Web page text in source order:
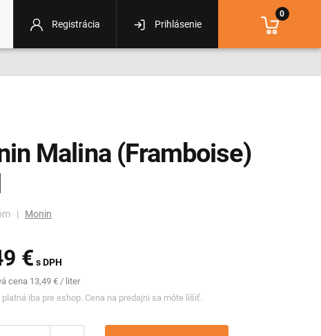
Malina (Framboise)
| Monin
€ s DPH
cena 13,49 € / liter
platná iba pre eshop. Cena na predajni sa môte líšiť.
Registrácia Prihlásenie
0